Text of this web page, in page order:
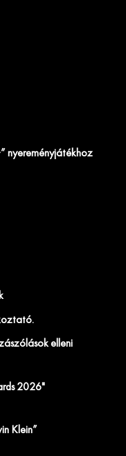
nyereményjátékhoz
elleni
2026"
Klein”